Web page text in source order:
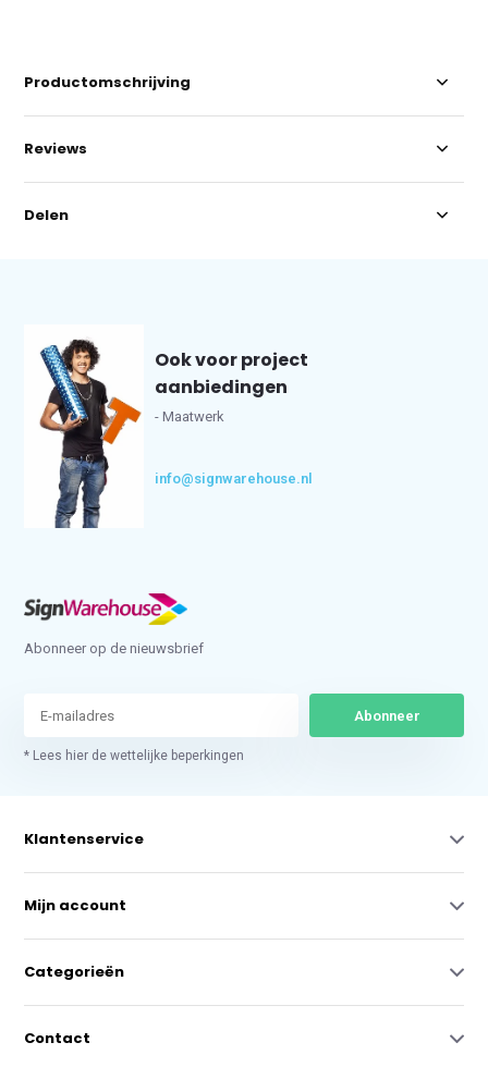
Productomschrijving
Reviews
Delen
Ook voor project
aanbiedingen
- Maatwerk
info@signwarehouse.nl
Abonneer op de nieuwsbrief
Abonneer
* Lees hier de wettelijke beperkingen
Klantenservice
Mijn account
Categorieën
Contact